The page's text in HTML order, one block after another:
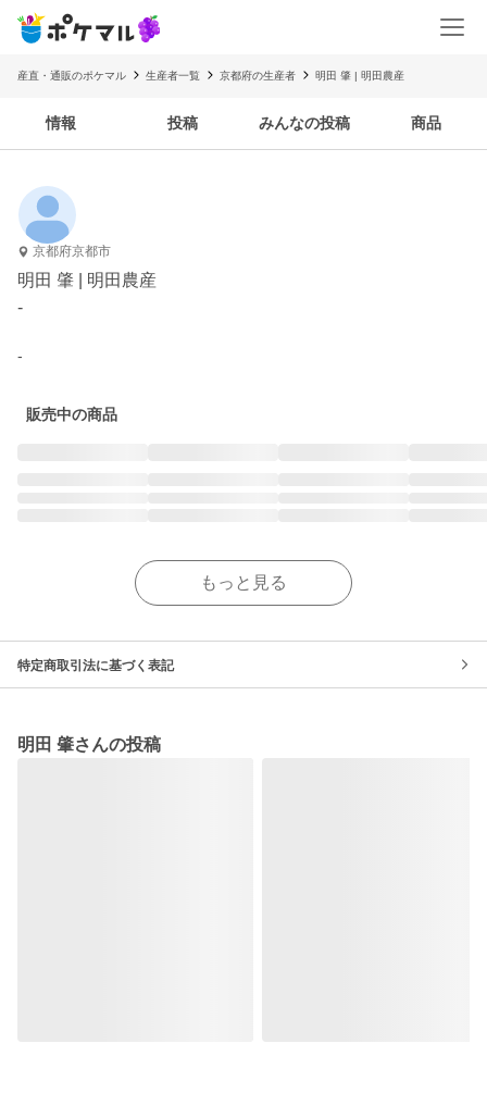
産直・通販のポケマル 生産者一覧 京都府の生産者 明田 肇 | 明田農産
情報 投稿 みんなの投稿 商品
京都府京都市
明田 肇 | 明田農産
-
-
販売中の商品
もっと見る
特定商取引法に基づく表記
明田 肇さんの投稿